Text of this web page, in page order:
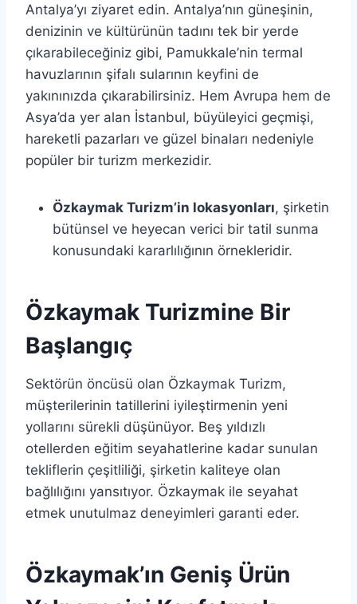
Antalya’yı ziyaret edin. Antalya’nın güneşinin,
denizinin ve kültürünün tadını tek bir yerde
çıkarabileceğiniz gibi, Pamukkale’nin termal
havuzlarının şifalı sularının keyfini de
yakınınızda çıkarabilirsiniz. Hem Avrupa hem de
Asya’da yer alan İstanbul, büyüleyici geçmişi,
hareketli pazarları ve güzel binaları nedeniyle
popüler bir turizm merkezidir.
Özkaymak Turizm’in lokasyonları, şirketin
bütünsel ve heyecan verici bir tatil sunma
konusundaki kararlılığının örnekleridir.
Özkaymak Turizmine Bir
Başlangıç
Sektörün öncüsü olan Özkaymak Turizm,
müşterilerinin tatillerini iyileştirmenin yeni
yollarını sürekli düşünüyor. Beş yıldızlı
otellerden eğitim seyahatlerine kadar sunulan
tekliflerin çeşitliliği, şirketin kaliteye olan
bağlılığını yansıtıyor. Özkaymak ile seyahat
etmek unutulmaz deneyimleri garanti eder.
Özkaymak’ın Geniş Ürün